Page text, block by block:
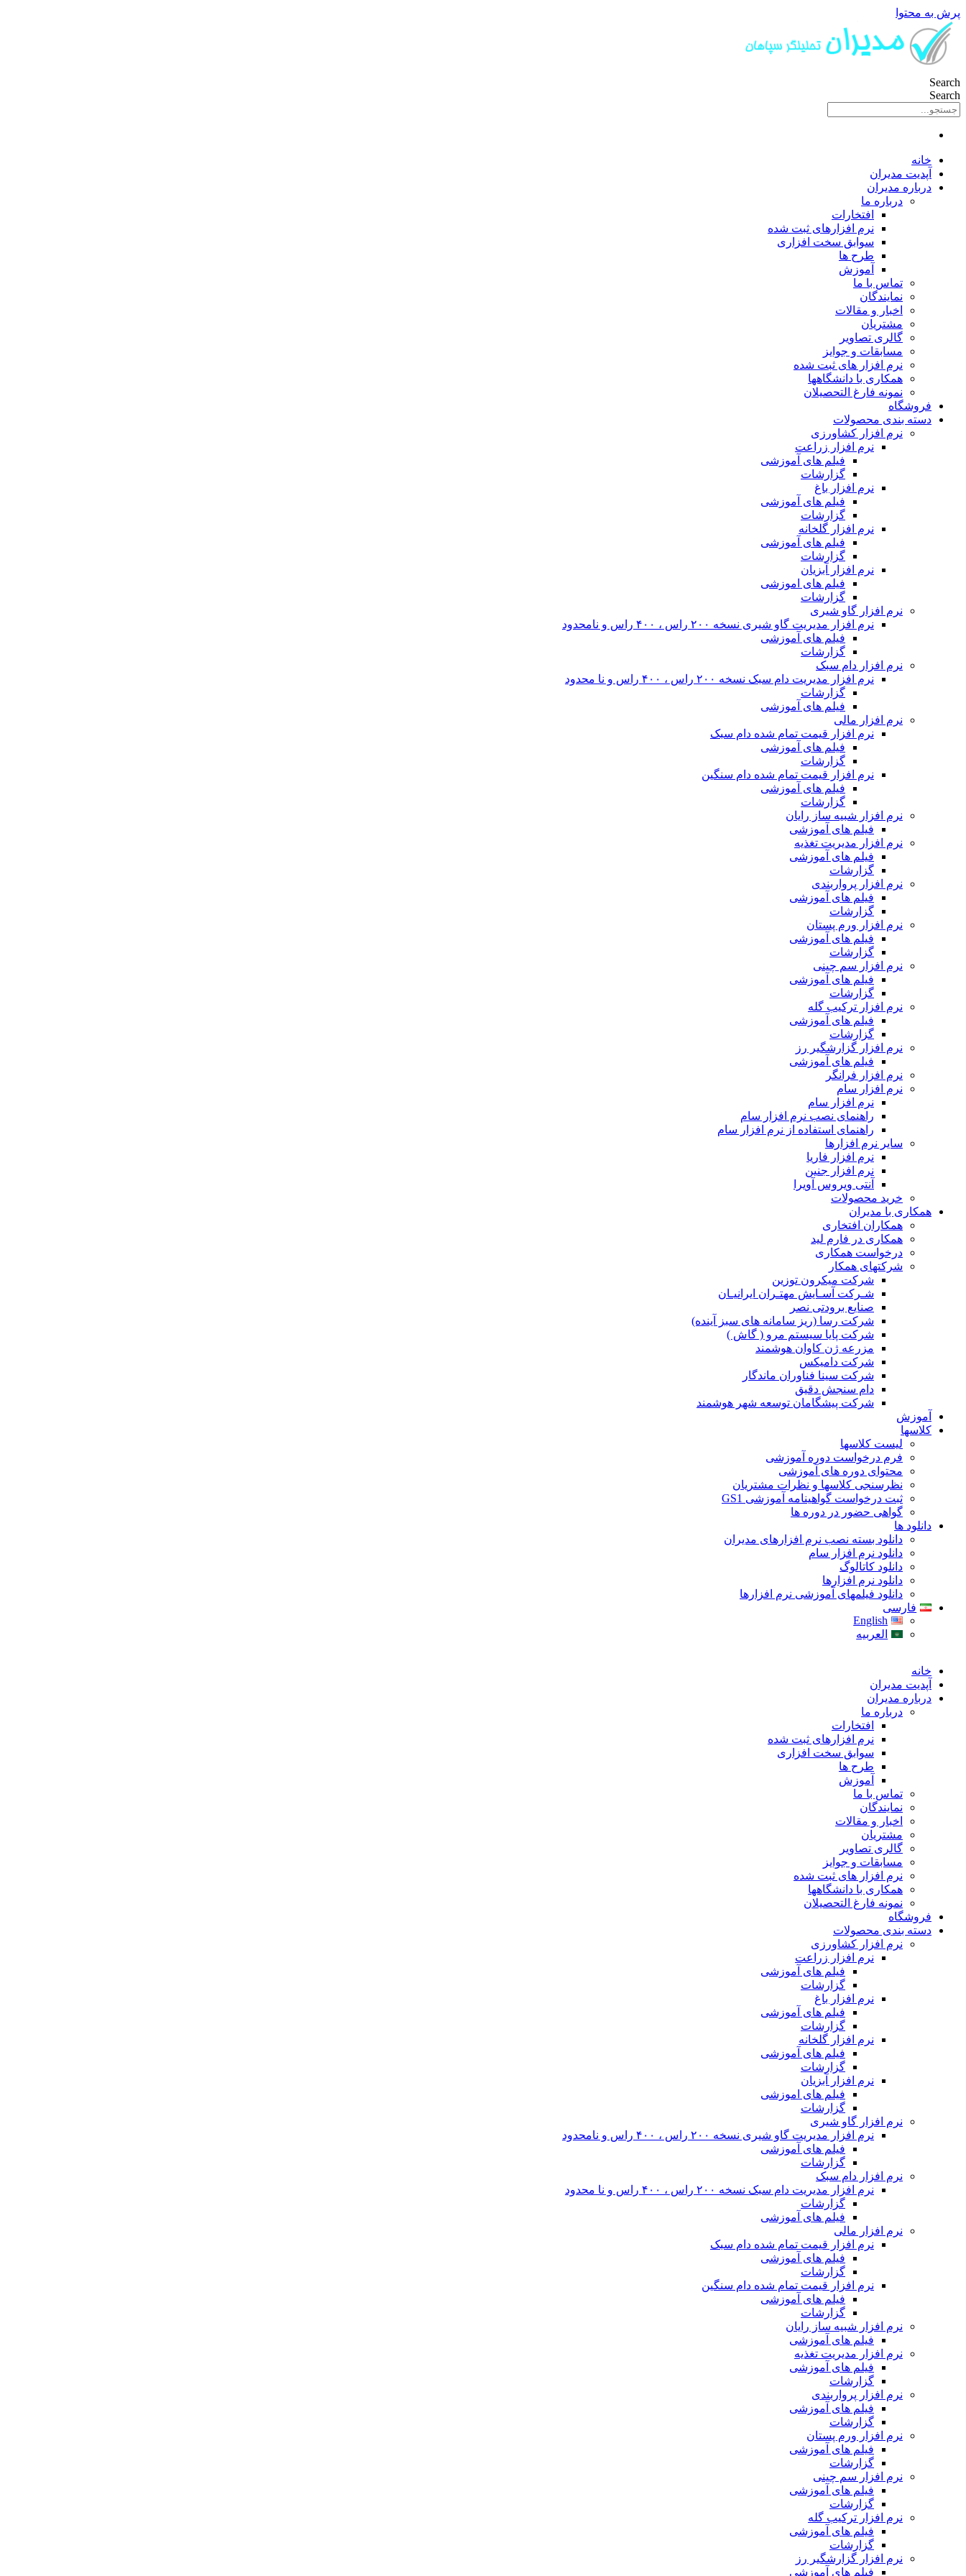
پرش به محتوا
Search
Search
خانه
آپدیت مدیران
درباره مدیران
درباره ما
افتخارات
نرم افزارهای ثبت شده
سوابق سخت افزاری
طرح ها
آموزش
تماس با ما
نمایندگان
اخبار و مقالات
مشتریان
گالری تصاویر
مسابقات و جوایز
نرم افزار های ثبت شده
همکاری با دانشگاهها
نمونه فارغ التحصیلان
فروشگاه
دسته بندی محصولات
نرم افزار کشاورزی
نرم افزار زراعت
فیلم های آموزشی
گزارشات
نرم افزار باغ
فیلم های آموزشی
گزارشات
نرم افزار گلخانه
فیلم های آموزشی
گزارشات
نرم افزار آبزیان
فیلم های اموزشی
گزارشات
نرم افزار گاو شیری
نرم افزار مدیریت گاو شیری نسخه ۲۰۰ راس ، ۴۰۰ راس و نامحدود
فیلم های آموزشی
گزارشات
نرم افزار دام سبک
نرم افزار مدیریت دام سبک نسخه ۲۰۰ راس ، ۴۰۰ راس و نا محدود
گزارشات
فیلم های آموزشی
نرم افزار مالی
نرم افزار قیمت تمام شده دام سبک
فیلم های آموزشی
گزارشات
نرم افزار قیمت تمام شده دام سنگین
فیلم های آموزشی
گزارشات
نرم افزار شبیه ساز رایان
فیلم های آموزشی
نرم افزار مدیریت تغذیه
فیلم های آموزشی
گزارشات
نرم افزار پرواربندی
فیلم های آموزشی
گزارشات
نرم افزار ورم پستان
فیلم های آموزشی
گزارشات
نرم افزار سم چینی
فیلم های آموزشی
گزارشات
نرم افزار ترکیب گله
فیلم های آموزشی
گزارشات
نرم افزار گزارشگیر رز
فیلم های آموزشی
نرم افزار فرانگر
نرم افزار سام
نرم افزار سام
راهنمای نصب نرم افزار سام
راهنمای استفاده از نرم افزار سام
سایر نرم افزارها
نرم افزار فاریا
نرم افزار جنین
آنتی ویروس آویرا
خرید محصولات
همکاری با مدیران
همکاران افتخاری
همکاری در فارم لید
درخواست همکاری
شرکتهای همکار
شرکت میکرون توزین
شـرکت آسـایش مهتـران ایرانیـان
صنایع برودتی نصر
شرکت رسا (ریز سامانه های سبز آینده)
شرکت پایا سیستم مرو ( گاش )
مزرعه ژن کاوان هوشمند
شرکت دامیکس
شرکت سینا فناوران ماندگار
دام سنجش دقیق
شرکت پیشگامان توسعه شهر هوشمند
آموزش
کلاسها
لیست کلاسها
فرم درخواست دوره آموزشی
محتوای دوره های آموزشی
نظرسنجی کلاسها و نظرات مشتریان
ثبت درخواست گواهینامه آموزشی GS1
گواهی حضور در دوره ها
دانلود ها
دانلود بسته نصب نرم افزارهای مدیران
دانلود نرم افزار سام
دانلود کاتالوگ
دانلود نرم افزارها
دانلود فیلمهای آموزشی نرم افزارها
فارسی
English
العربیه
خانه
آپدیت مدیران
درباره مدیران
درباره ما
افتخارات
نرم افزارهای ثبت شده
سوابق سخت افزاری
طرح ها
آموزش
تماس با ما
نمایندگان
اخبار و مقالات
مشتریان
گالری تصاویر
مسابقات و جوایز
نرم افزار های ثبت شده
همکاری با دانشگاهها
نمونه فارغ التحصیلان
فروشگاه
دسته بندی محصولات
نرم افزار کشاورزی
نرم افزار زراعت
فیلم های آموزشی
گزارشات
نرم افزار باغ
فیلم های آموزشی
گزارشات
نرم افزار گلخانه
فیلم های آموزشی
گزارشات
نرم افزار آبزیان
فیلم های اموزشی
گزارشات
نرم افزار گاو شیری
نرم افزار مدیریت گاو شیری نسخه ۲۰۰ راس ، ۴۰۰ راس و نامحدود
فیلم های آموزشی
گزارشات
نرم افزار دام سبک
نرم افزار مدیریت دام سبک نسخه ۲۰۰ راس ، ۴۰۰ راس و نا محدود
گزارشات
فیلم های آموزشی
نرم افزار مالی
نرم افزار قیمت تمام شده دام سبک
فیلم های آموزشی
گزارشات
نرم افزار قیمت تمام شده دام سنگین
فیلم های آموزشی
گزارشات
نرم افزار شبیه ساز رایان
فیلم های آموزشی
نرم افزار مدیریت تغذیه
فیلم های آموزشی
گزارشات
نرم افزار پرواربندی
فیلم های آموزشی
گزارشات
نرم افزار ورم پستان
فیلم های آموزشی
گزارشات
نرم افزار سم چینی
فیلم های آموزشی
گزارشات
نرم افزار ترکیب گله
فیلم های آموزشی
گزارشات
نرم افزار گزارشگیر رز
فیلم های آموزشی